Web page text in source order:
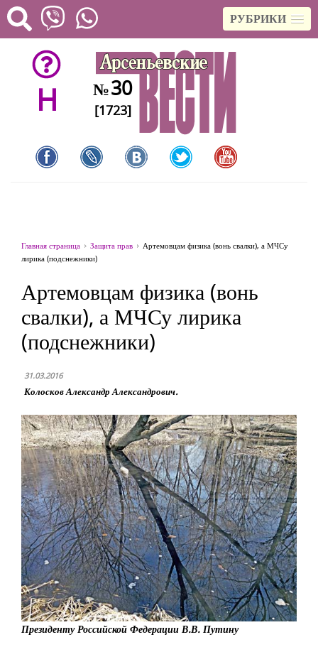
РУБРИКИ
H №30
[1723]
Главная страница Защита прав
Артемовцам физика (вонь свалки), а МЧСу
лирика (подснежники)
Артемовцам физика (вонь
свалки), а МЧСу лирика
(подснежники)
31.03.2016
Колосков Александр Александрович.
Президенту Российской Федерации В.В. Путину